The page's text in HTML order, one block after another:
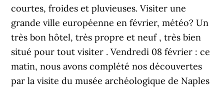
courtes, froides et pluvieuses. Visiter une
grande ville européenne en février, météo? Un
très bon hôtel, très propre et neuf , très bien
situé pour tout visiter . Vendredi 08 février : ce
matin, nous avons complété nos découvertes
par la visite du musée archéologique de Naples